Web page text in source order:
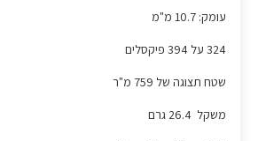
עומק: 10.7 מ"מ
324 על 394 פיקסלים
שטח תצוגה של 759 מ"ר
משקל 26.4 גרם